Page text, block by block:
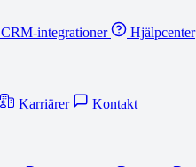
CRM-integrationer Hjälpcenter
Karriärer Kontakt